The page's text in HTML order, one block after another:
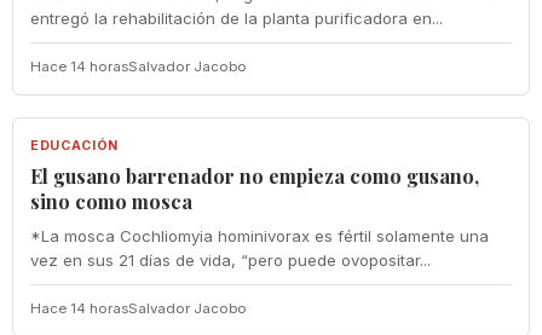
entregó la rehabilitación de la planta purificadora en...
Hace 14 horasSalvador Jacobo
EDUCACIÓN
EDUCACIÓN
El gusano barrenador no empieza como gusano,
sino como mosca
*La mosca Cochliomyia hominivorax es fértil solamente una
vez en sus 21 días de vida, “pero puede ovopositar...
Hace 14 horasSalvador Jacobo